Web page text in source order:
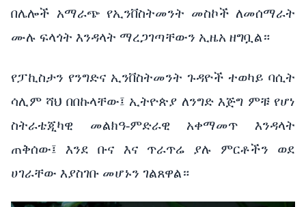
በሌሎች አማራጭ የኢንቨስትመንት መስኮች ለመሰማራት
ሙሉ ፍላጎት እንዳላት ማረጋገጣቸውን ኢዜአ ዘግቧል።
የፓኪስታን የንግድና ኢንቨስትመንት ጉዳዮች ተወካይ ባሲት
ሳሊም ሻህ በበኩላቸው፤ ኢትዮጵያ ለንግድ እጅግ ምቹ የሆነ
ስትራቴጂካዊ መልክዓ-ምድራዊ አቀማመጥ እንዳላት
ጠቅሰው፤ እንደ ቡና እና ጥራጥሬ ያሉ ምርቶችን ወደ
ሀገራቸው እያስገቡ መሆኑን ገልጸዋል።